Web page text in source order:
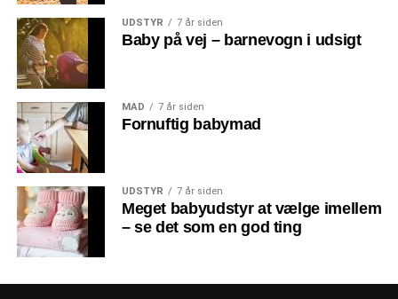
UDSTYR 7 år siden
Baby på vej – barnevogn i udsigt
MAD 7 år siden
Fornuftig babymad
UDSTYR 7 år siden
Meget babyudstyr at vælge imellem
– se det som en god ting